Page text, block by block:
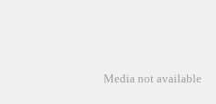
Media not available